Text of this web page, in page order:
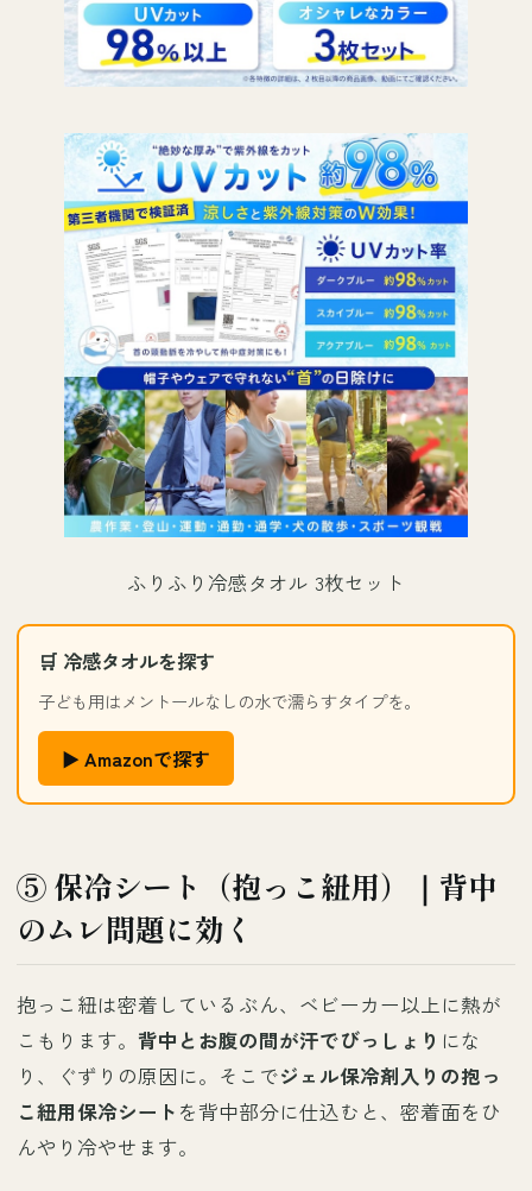
ふりふり冷感タオル 3枚セット
🛒 冷感タオルを探す
子ども用はメントールなしの水で濡らすタイプを。
▶ Amazonで探す
⑤ 保冷シート（抱っこ紐用）｜背中
のムレ問題に効く
抱っこ紐は密着しているぶん、ベビーカー以上に熱が
こもります。 背中とお腹の間が汗でびっしょり にな
り、ぐずりの原因に。そこでジェル保冷剤入りの抱っ
こ紐用保冷シート を背中部分に仕込むと、密着面をひ
んやり冷やせます。